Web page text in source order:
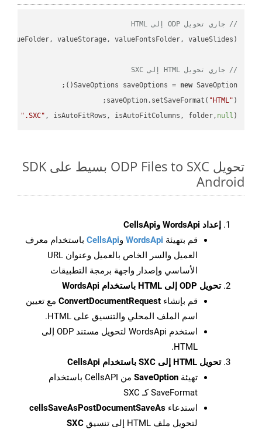
// جاري تحويل ODP إلى HTML
// جاري تحويل HTML إلى SXC
SaveOptions saveOptions = new
saveOption.setSaveFormat( "HTML"
".SXC" , isAutoFitRows, isAutoFitColumns, folder, null );
تحويل ODP Files to SXC بسيط على SDK
Android
إعداد WordsApi وCellsApi
قم بتهيئة WordsApi وCellsApi باستخدام معرف
العميل والسر الخاص بالعميل وعنوان URL
الأساسي وإصدار واجهة برمجة التطبيقات
تحويل ODP إلى HTML باستخدام WordsApi
قم بإنشاء ConvertDocumentRequest مع تعيين
اسم الملف المحلي والتنسيق على HTML.
استخدم WordsApi لتحويل مستند ODP إلى
HTML.
تحويل HTML إلى SXC باستخدام CellsApi
تهيئة SaveOption
من CellsAPI باستخدام
SaveFormat كـ SXC
استدعاء cellsSaveAsPostDocumentSaveAs
لتحويل ملف HTML إلى تنسيق
SXC